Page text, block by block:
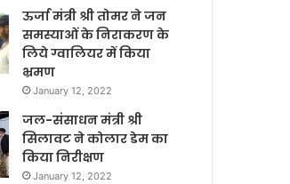
ऊर्जा मंत्री श्री तोमर ने जन
समस्याओं के निराकरण के
लिये ग्वालियर में किया
भ्रमण
January 12, 2022
जल-संसाधन मंत्री श्री
सिलावट ने कोलार डेम का
किया निरीक्षण
January 12, 2022